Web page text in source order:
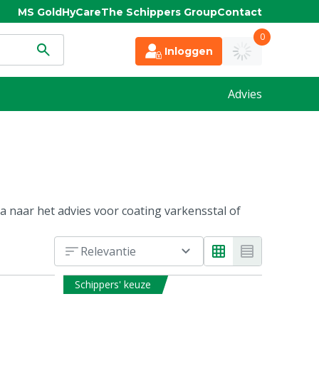
MS GoldHyCareThe Schippers GroupContact
Inloggen
0
Advies
naar het advies voor coating varkensstal of
Relevantie
Schippers' keuze